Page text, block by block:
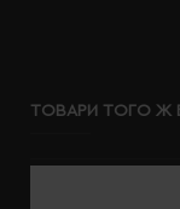
ТОВАРИ ТОГО Ж